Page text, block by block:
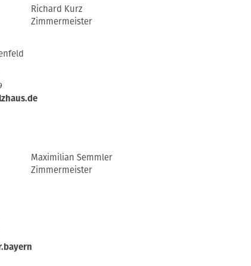
Richard Kurz
Zimmermeister
Maximilian Semmler
Zimmermeister